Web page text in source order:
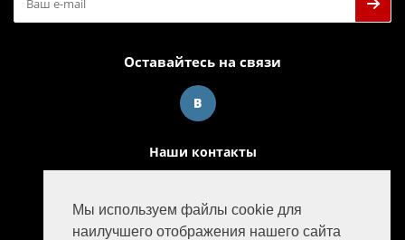
Мы используем файлы cookie для
наилучшего отображения нашего сайта
Оставайтесь на связи
Наши контакты
125445, г. Москва, ул. Смольная д. 63Б офис 38